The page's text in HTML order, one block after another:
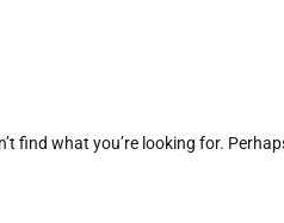
find what you’re looking for.